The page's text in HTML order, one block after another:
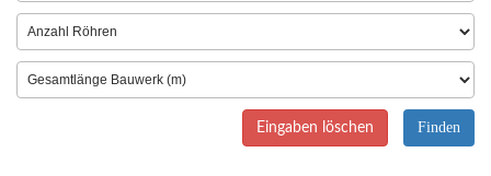
Eingaben löschen